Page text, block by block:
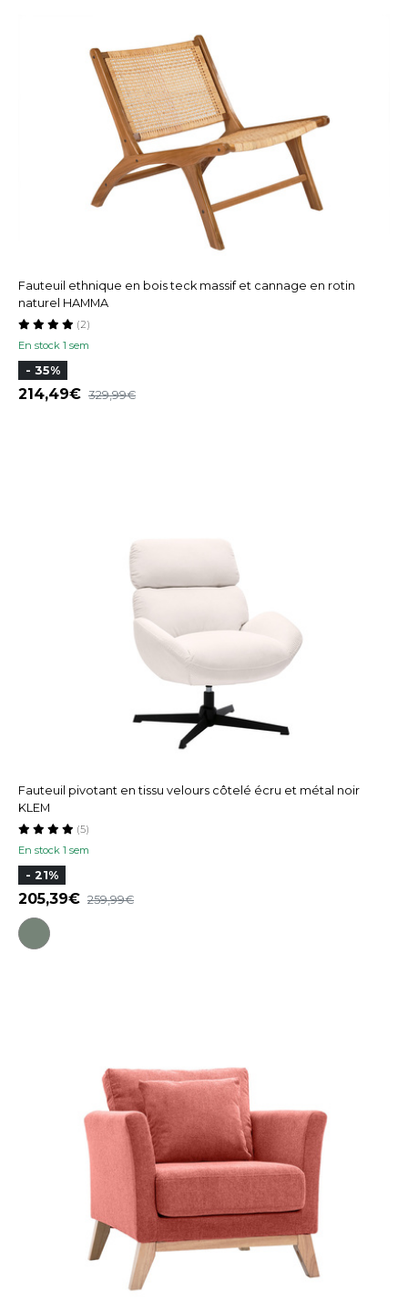
Fauteuil ethnique en bois teck massif et cannage en rotin
naturel HAMMA
En stock 1 sem
(2)
- 35%
214,49 329,99
Fauteuil pivotant en tissu velours côtelé écru et métal noir
KLEM
En stock 1 sem
(5)
- 21%
205,39 259,99